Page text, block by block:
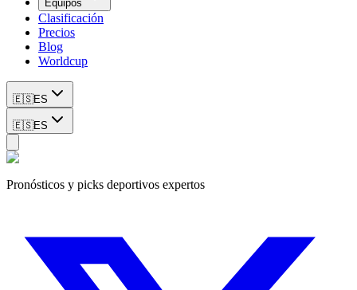
Equipos
Clasificación
Precios
Blog
Worldcup
🇪🇸ES
🇪🇸ES
Pronósticos y picks deportivos expertos